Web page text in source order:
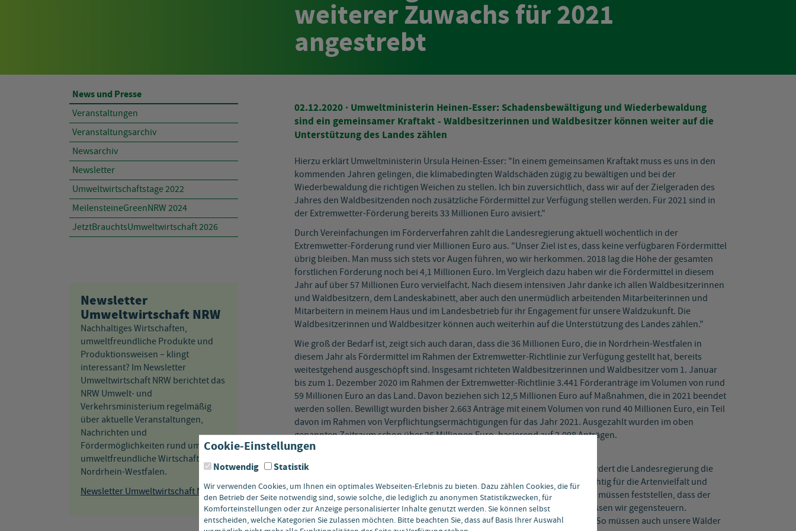
weiterer Zuwachs für 2021
angestrebt
02.12.2020 · Umweltministerin Heinen-Esser: Schadensbewältigung und Wiederbewaldung
sind ein gemeinsamer Kraftakt - Waldbesitzerinnen und Waldbesitzer können weiter auf die
Unterstützung des Landes zählen
Hierzu erklärt Umweltministerin Ursula Heinen-Esser: "In einem gemeinsamen Kraftakt muss es uns in den
kommenden Jahren gelingen, die klimabedingten Waldschäden zügig zu bewältigen und bei der
Wiederbewaldung die richtigen Weichen zu stellen. Ich bin zuversichtlich, dass wir auf der Zielgeraden des
Jahres den Waldbesitzenden noch zusätzliche Fördermittel zur Verfügung stellen werden. Für 2021 sind in
der Extremwetter-Förderung bereits 33 Millionen Euro avisiert."
Durch Vereinfachungen im Förderverfahren zahlt die Landesregierung aktuell wöchentlich in der
Extremwetter-Förderung rund vier Millionen Euro aus. "Unser Ziel ist es, dass keine verfügbaren Fördermittel
übrig bleiben. Man muss sich stets vor Augen führen, wo wir herkommen. 2018 lag die Höhe der gesamten
forstlichen Förderung noch bei 4,1 Millionen Euro. Im Vergleich dazu haben wir die Fördermittel in diesem
Jahr auf über 57 Millionen Euro vervielfacht. Nach diesem intensiven Jahr danke ich allen Waldbesitzerinnen
und Waldbesitzern, dem Landeskabinett, aber auch den unermüdlich arbeitenden Mitarbeiterinnen und
Mitarbeitern in meinem Haus und im Landesbetrieb für ihr Engagement für unsere Waldzukunft. Die
Waldbesitzerinnen und Waldbesitzer können auch weiterhin auf die Unterstützung des Landes zählen."
Wie groß der Bedarf ist, zeigt sich auch daran, dass die 36 Millionen Euro, die in Nordrhein-Westfalen in
diesem Jahr als Fördermittel im Rahmen der Extremwetter-Richtlinie zur Verfügung gestellt hat, bereits
weitestgehend ausgeschöpft sind. Insgesamt richteten Waldbesitzerinnen und Waldbesitzer vom 1. Januar
bis zum 1. Dezember 2020 im Rahmen der Extremwetter-Richtlinie 3.441 Förderanträge im Volumen von rund
59 Millionen Euro an das Land. Davon beziehen sich 12,5 Millionen Euro auf Maßnahmen, die in 2021 beendet
werden sollen. Bewilligt wurden bisher 2.663 Anträge mit einem Volumen von rund 40 Millionen Euro, ein Teil
davon im Rahmen von Verpflichtungsermächtigungen für das Jahr 2021. Ausgezahlt wurden im oben
genannten Zeitraum schon über 26 Millionen Euro, basierend auf 2.098 Anträgen.
Nadelholz-Monokulturen haben keine Zukunft
Im Rahmen des im November vorgestellten Wiederbewaldungskonzeptes fördert die Landesregierung die
Entwicklung von vielfältigen und klimastabilen Mischwäldern. Diese sind wichtig für die Artenvielfalt und
tragen gleichzeitig zu einer Risikominimierung für die Waldbesitzer bei. "Wir müssen feststellen, dass der
Klimawandel schneller ist, als stabile Mischwälder entstehen. Und daher müssen wir gegensteuern.
Nadelholz-Monokulturen haben keine Zukunft. Natur ist bunt und vielfältig. So müssen auch unsere Wälder
News und Presse
Veranstaltungen
Veranstaltungsarchiv
Newsarchiv
Newsletter
Umweltwirtschaftstage 2022
MeilensteineGreenNRW 2024
JetztBrauchtsUmweltwirtschaft 2026
Newsletter
Umweltwirtschaft NRW
Nachhaltiges Wirtschaften,
umweltfreundliche Produkte und
Produktionsweisen – klingt
interessant? Im Newsletter
Umweltwirtschaft NRW berichtet das
NRW Umwelt- und
Verkehrsministerium regelmäßig
über aktuelle Veranstaltungen,
Nachrichten und
Fördermöglichkeiten rund um das
umweltfreundliche Wirtschaften in
Nordrhein-Westfalen.
Newsletter Umweltwirtschaft NRW
Cookie-Einstellungen
Notwendig Statistik
Wir verwenden Cookies, um Ihnen ein optimales Webseiten-Erlebnis zu bieten. Dazu zählen Cookies, die für
den Betrieb der Seite notwendig sind, sowie solche, die lediglich zu anonymen Statistikzwecken, für
Komforteinstellungen oder zur Anzeige personalisierter Inhalte genutzt werden. Sie können selbst
entscheiden, welche Kategorien Sie zulassen möchten. Bitte beachten Sie, dass auf Basis Ihrer Auswahl